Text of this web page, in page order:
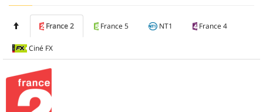
France 2 France 5 NT1 France 4
Ciné FX